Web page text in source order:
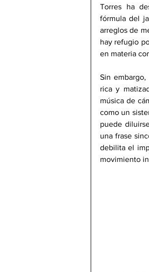
Torres ha
fórmula del
arreglos de
hay refugio
en materia
Sin
rica y
música de
como un
puede
una frase
debilita el
movimiento